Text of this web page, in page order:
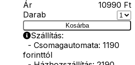
Ár
10990 Ft
Darab
Kosárba
Szállítás:
- Csomagautomata: 1190
forinttól